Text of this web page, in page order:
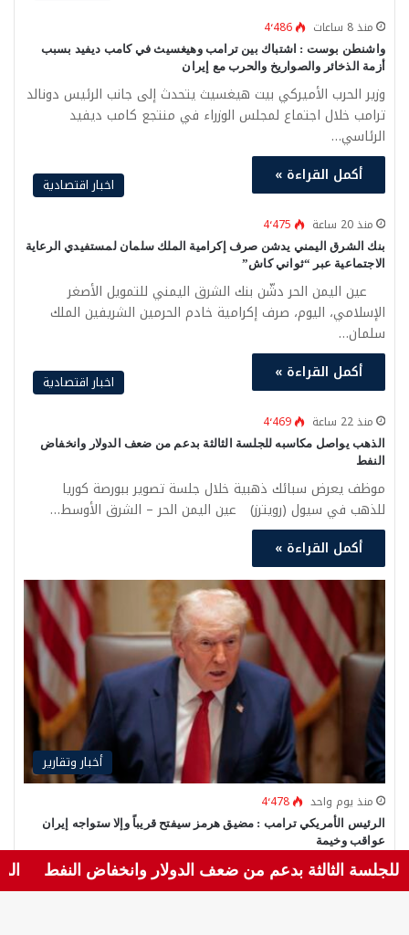
منذ 8 ساعات 4٬486
واشنطن بوست : اشتباك بين ترامب وهيغسيث في كامب ديفيد بسبب
أزمة الذخائر والصواريخ والحرب مع إيران
وزير الحرب الأميركي بيت هيغسيث يتحدث إلى جانب الرئيس دونالد
ترامب خلال اجتماع لمجلس الوزراء في منتجع كامب ديفيد
الرئاسي…
أكمل القراءة »
اخبار اقتصادية
منذ 20 ساعة 4٬475
بنك الشرق اليمني يدشن صرف إكرامية الملك سلمان لمستفيدي الرعاية
الاجتماعية عبر “ثواني كاش”
عين اليمن الحر دشّن بنك الشرق اليمني للتمويل الأصغر
الإسلامي، اليوم، صرف إكرامية خادم الحرمين الشريفين الملك
سلمان…
أكمل القراءة »
اخبار اقتصادية
منذ 22 ساعة 4٬469
الذهب يواصل مكاسبه للجلسة الثالثة بدعم من ضعف الدولار وانخفاض
النفط
موظف يعرض سبائك ذهبية خلال جلسة تصوير ببورصة كوريا
للذهب في سيول (رويترز) عين اليمن الحر – الشرق الأوسط…
أكمل القراءة »
أخبار وتقارير
منذ يوم واحد 4٬478
الرئيس الأمريكي ترامب : مضيق هرمز سيفتح قريباً وإلا ستواجه إيران
عواقب وخيمة
الرئيس دونالد ترامب عين اليمن الحر – CNN CNN)– صرح
الرئيس الأمريكي، دونالد ترامب، بأن مضيق هرمز سيُعاد فتحه…
بدعم من ضعف الدولار وانخفاض النفط الرئيس